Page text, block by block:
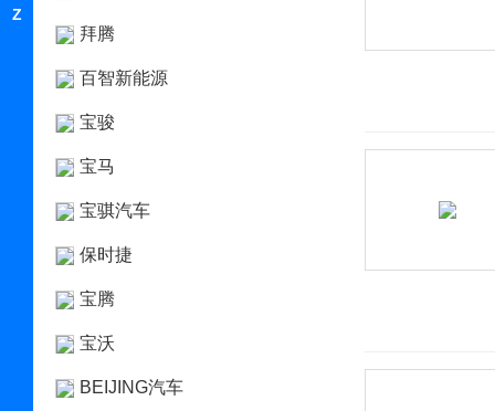
Z
拜腾
百智新能源
宝骏
宝马
宝骐汽车
保时捷
宝腾
宝沃
BEIJING汽车